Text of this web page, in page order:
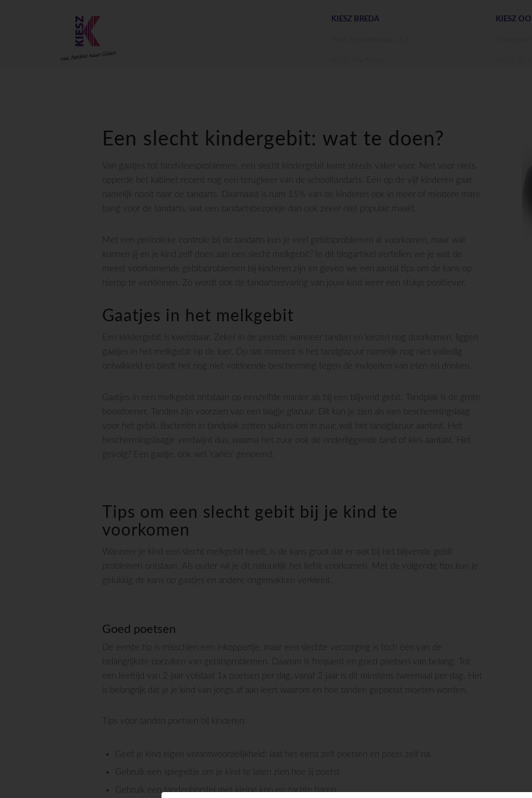
KIESZ BREDA KIESZ
Een slecht kindergebit: wat te doen?
Van gaatjes tot tandvleesproblemen, een slecht kindergebit komt steeds vaker voor. Niet voor niets
opperde het kabinet recent nog een terugkeer van de schooltandarts. Eén op de vijf kinderen gaat
namelijk nooit naar de tandarts. Daarnaast is ruim 15% van de kinderen ook in meer of mindere mate
bang voor de tandarts, wat een tandartsbezoekje dan ook zeker niet populair maakt.
Met een periodieke controle bij de tandarts kun je veel gebitsproblemen al voorkomen, maar wat
kunnen jij en je kind zelf doen aan een slecht melkgebit? In dit blogartikel vertellen we je wat de
meest voorkomende gebitsproblemen bij kinderen zijn en geven we een aantal tips om de kans op
hierop te verkleinen. Zo wordt ook de tandartservaring van jouw kind weer een stukje positiever.
Gaatjes in het melkgebit
Een kindergebit is kwetsbaar. Zeker in de periode wanneer tanden en kiezen nog doorkomen, liggen
gaatjes in het melkgebit op de loer. Op dat moment is het tandglazuur namelijk nog niet volledig
ontwikkeld en biedt het nog niet voldoende bescherming tegen de invloeden van eten en drinken.
Gaatjes in een melkgebit ontstaan op eenzelfde manier als bij een blijvend gebit. Tandplak is de grote
boosdoener. Tanden zijn voorzien van een laagje glazuur. Dit kun je zien als een beschermingslaag
voor het gebit. Bacteriën in tandplak zetten suikers om in zuur, wat het tandglazuur aantast. Het
beschermingslaagje verdwijnt dus, waarna het zuur ook de onderliggende tand of kies aantast. Het
gevolg? Een gaatje, ook wel ‘cariës’ genoemd.
Tips om een slecht gebit bij je kind te
voorkomen
Wanneer je kind een slecht melkgebit heeft, is de kans groot dat er ook bij het blijvende gebit
problemen ontstaan. Als ouder wil je dit natuurlijk het liefst voorkomen. Met de volgende tips kun je
gelukkig de kans op gaatjes en andere ongemakken verkleint.
Goed poetsen
De eerste tip is misschien een inkoppertje, maar een slechte verzorging is toch één van de
belangrijkste oorzaken van gebitsproblemen. Daarom is frequent en goed poetsen van belang. Tot
een leeftijd van 2 jaar volstaat 1x poetsen per dag, vanaf 2 jaar is dit minstens tweemaal per dag. Het
is belangrijk dat je je kind van jongs af aan leert waarom en hoe tanden gepoetst moeten worden.
Tips voor tanden poetsen bij kinderen:
Geef je kind eigen verantwoordelijkheid: laat het eerst zelf poetsen en poets zelf na.
Gebruik een spiegeltje om je kind te laten zien hoe jij poetst.
Gebruik een tandenborstel met kleine kop en zachte haren.